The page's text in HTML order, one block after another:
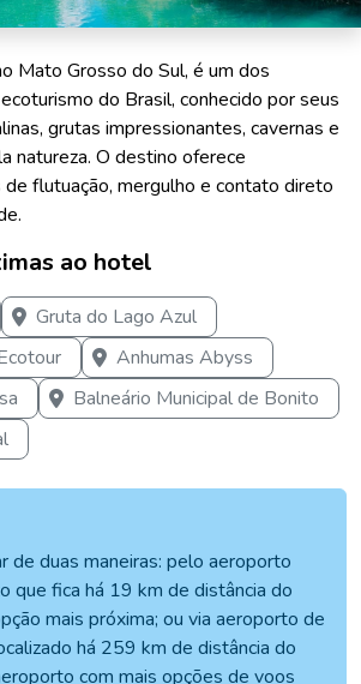
Mato Grosso do Sul, é um dos
do Brasil, conhecido por seus
grutas impressionantes, cavernas e
natureza. O destino oferece
de flutuação, mergulho e contato direto
ao hotel
Gruta do Lago Azul
Anhumas Abyss
Balneário Municipal de Bonito
de duas maneiras: pelo aeroporto
que fica há 19 km de distância do
mais próxima; ou via aeroporto de
há 259 km de distância do
com mais opções de voos